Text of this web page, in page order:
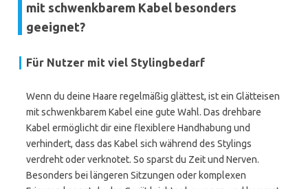
mit schwenkbarem Kabel besonders
geeignet?
Für Nutzer mit viel Stylingbedarf
Wenn du deine Haare regelmäßig glättest, ist ein Glätteisen
mit schwenkbarem Kabel eine gute Wahl. Das drehbare
Kabel ermöglicht dir eine flexiblere Handhabung und
verhindert, dass das Kabel sich während des Stylings
verdreht oder verknotet. So sparst du Zeit und Nerven.
Besonders bei längeren Sitzungen oder komplexen